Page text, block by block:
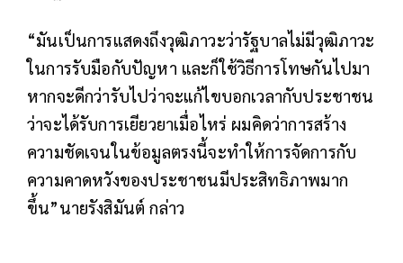
“มันเป็นการแสดงถึงวุฒิภาวะว่ารัฐบาลไม่มีวุฒิภาวะ
ในการรับมือกับปัญหา และก็ใช้วิธีการโทษกันไปมา
หากจะดีกว่ารับไปว่าจะแก้ไขบอกเวลากับประชาชน
ว่าจะได้รับการเยียวยาเมื่อไหร่ ผมคิดว่าการสร้าง
ความชัดเจนในข้อมูลตรงนี้จะทำให้การจัดการกับ
ความคาดหวังของประชาชนมีประสิทธิภาพมาก
ขึ้น”นายรังสิมันต์ กล่าว